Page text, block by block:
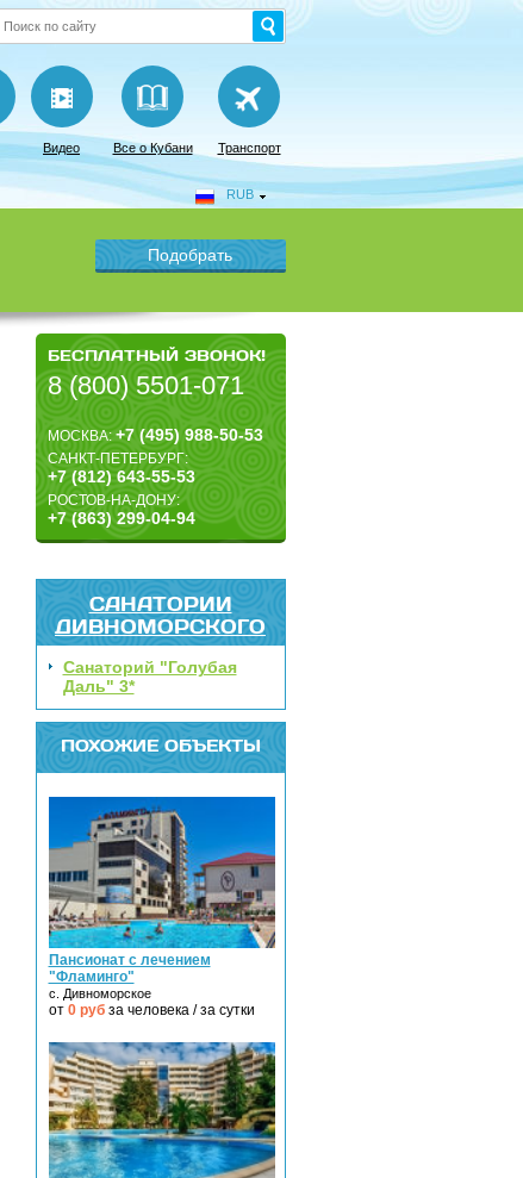
Видео Все о Кубани Транспорт
RUB
БЕСПЛАТНЫЙ ЗВОНОК!
8 (800) 5501-071
МОСКВА:+7 (495) 988-50-53
САНКТ-ПЕТЕРБУРГ:
+7 (812) 643-55-53
РОСТОВ-НА-ДОНУ:
+7 (863) 299-04-94
САНАТОРИИ
ДИВНОМОРСКОГО
Санаторий "Голубая
Даль" 3*
ПОХОЖИЕ ОБЪЕКТЫ
Пансионат с лечением
"Фламинго"
с. Дивноморское
от 0рубза человека / за сутки